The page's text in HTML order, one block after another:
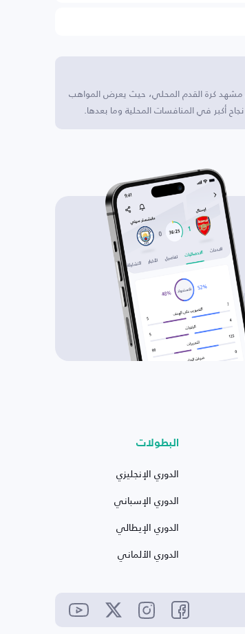
كرة القدم المحلي، حيث يعرض المواهب
أكبر في المنافسات المحلية وما بعدها.
البطولات
الدوري الإنجليزي
الدوري الإسباني
الدوري الإيطالي
الدوري الألماني